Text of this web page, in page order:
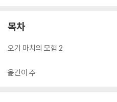
목차
오기 마치의 모험 2
옮긴이 주